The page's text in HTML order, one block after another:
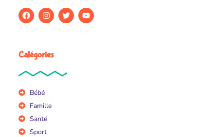
Catégories
Bébé
Famille
Santé
Sport